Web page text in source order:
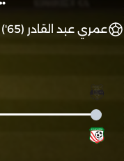
عمري عبد القادر (65')